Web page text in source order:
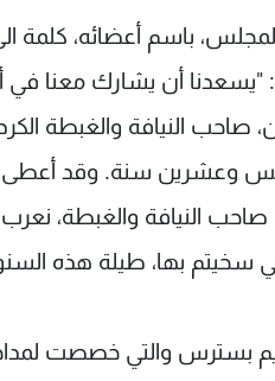
باسم أعضائه، كلمة
أن يشارك معنا في
صاحب النيافة والغبطة
وعشرين سنة. وقد أعطى
صاحب النيافة والغبطة،
سخيتم بها، طيلة هذه
بسترس والتي خصصت